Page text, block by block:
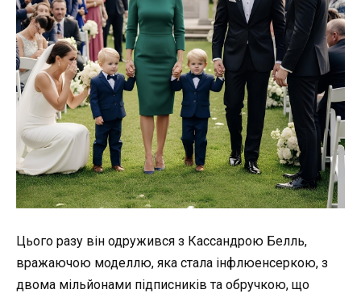
Цього разу він одружився з Кассандрою Белль,
вражаючою моделлю, яка стала інфлюенсеркою, з
двома мільйонами підписників та обручкою, що